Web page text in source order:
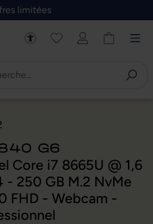
limitées
G6
Core i7 8665U @ 1,6
- 250 GB M.2 NvMe
FHD - Webcam -